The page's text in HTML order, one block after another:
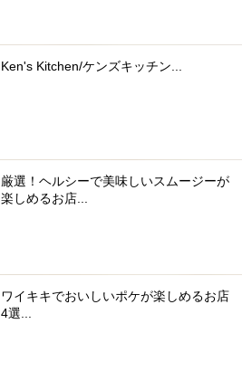
Ken's Kitchen/ケンズキッチン...
厳選！ヘルシーで美味しいスムージーが
楽しめるお店...
ワイキキでおいしいポケが楽しめるお店
4選...